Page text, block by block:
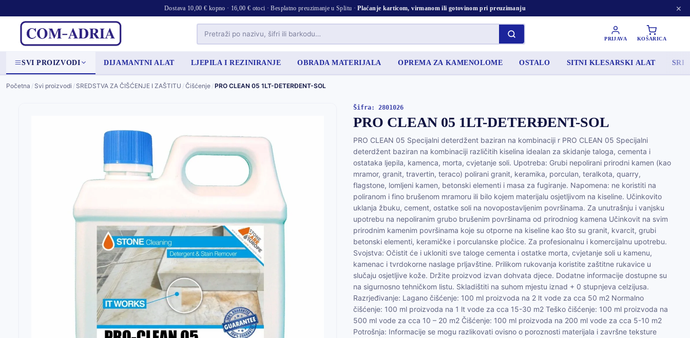
Dostava 10,00 € kopno · 16,00 € otoci · Besplatno preuzimanje u Splitu ·Plaćanje karticom, virmanom ili gotovinom pri preuzimanju ×
PRIJAVA KOŠARICA
SVI PROIZVODI DIJAMANTNI ALAT LJEPILA I REZINIRANJE OBRADA MATERIJALA OPREMA ZA KAMENOLOME OSTALO SITNI KLESARSKI ALAT
Početna / Svi proizvodi / SREDSTVA ZA ČIŠĆENJE I ZAŠTITU /Čišćenje /PRO CLEAN 05 1LT-DETERĐENT-SOL
Šifra: 2801026
PRO CLEAN 05 1LT-DETERĐENT-SOL
PRO CLEAN 05 Specijalni deterdžent baziran na kombinaciji r PRO CLEAN 05 Specijalni
deterdžent baziran na kombinaciji različitih kiselina idealan za skidanje taloga, cementa i
ostataka ljepila, kamenca, morta, cvjetanje soli. Upotreba: Grubi nepolirani prirodni kamen (kao
mramor, granit, travertin, teraco) polirani granit, keramika, porculan, teralkota, quarry,
flagstone, lomljeni kamen, betonski elementi i masa za fugiranje. Napomena: ne koristiti na
poliranom i fino brušenom mramoru ili bilo kojem materijalu osjetljivom na kiseline. Učinkovito
uklanja žbuku, cement, ostatke soli na novopostavljenim površinama. Za unutrašnju i vanjsku
upotrebu na nepoliranim grubo brušenim površinama od prirodniog kamena Učinkovit na svim
prirodnim kamenim površinama koje su otporne na kiseline kao što su granit, kvarcit, grubi
betonski elementi, keramičke i porculanske pločice. Za profesionalnu i komercijalnu upotrebu.
Svojstva: Očistit će i ukloniti sve taloge cementa i ostatke morta, cvjetanje soli u kamenu,
kamenac i tvrdokorne naslage prljavštine. Prilikom rukovanja koristite zaštitne rukavice u
slučaju osjetljive kože. Držite proizvod izvan dohvata djece. Dodatne informacije dostupne su
na sigurnosno tehničkom listu. Skladištiti na suhom mjestu iznad + 0 stupnjeva celzijusa.
Razrjeđivanje: Lagano čišćenje: 100 ml proizvoda na 2 lt vode za cca 50 m2 Normalno
čišćenje: 100 ml proizvoda na 1 lt vode za cca 15-30 m2 Teško čišćenje: 100 ml proizvoda na
500 ml vode za cca 10 – 20 m2 Čišćenje: 100 ml proizvoda na 200 ml vode za cca 5-10 m2
Potrošnja: Informacije se mogu razlikovati ovisno o poroznosti materijala i završne teksture